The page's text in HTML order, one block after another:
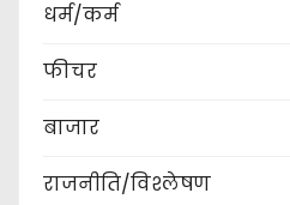
धर्म/कर्म
फीचर
बाजार
राजनीति/विश्लेषण